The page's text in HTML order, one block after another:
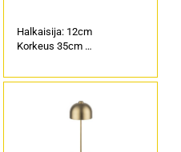
Halkaisija: 12cm
Korkeus 35cm
Kaukosäädin